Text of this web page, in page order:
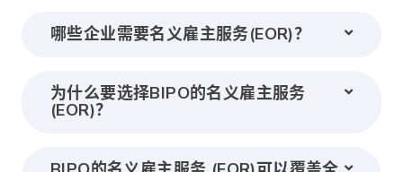
哪些企业需要名义雇主服务(EOR)？
为什么要选择BIPO的名义雇主服务
(EOR)？